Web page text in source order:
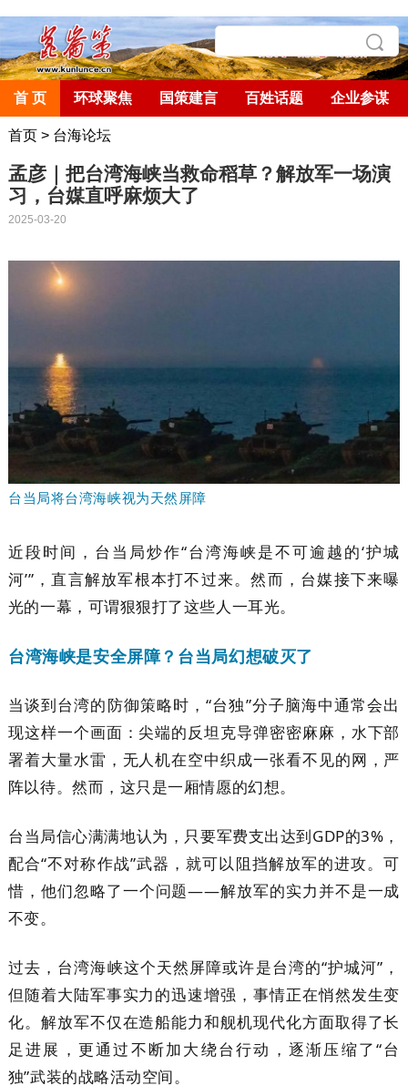
首 页 环球聚焦 国策建言 百姓话题 企业参谋
首页> 台海论坛
孟彦｜把台湾海峡当救命稻草？解放军一场演
习，台媒直呼麻烦大了
2025-03-20
台当局将台湾海峡视为天然屏障
近段时间，台当局炒作“台湾海峡是不可逾越的‘护城
河’”，直言解放军根本打不过来。然而，台媒接下来曝
光的一幕，可谓狠狠打了这些人一耳光。
台湾海峡是安全屏障？台当局幻想破灭了
当谈到台湾的防御策略时，“台独”分子脑海中通常会出
现这样一个画面：尖端的反坦克导弹密密麻麻，水下部
署着大量水雷，无人机在空中织成一张看不见的网，严
阵以待。然而，这只是一厢情愿的幻想。
台当局信心满满地认为，只要军费支出达到GDP的3%，
配合“不对称作战”武器，就可以阻挡解放军的进攻。可
惜，他们忽略了一个问题——解放军的实力并不是一成
不变。
过去，台湾海峡这个天然屏障或许是台湾的“护城河”，
但随着大陆军事实力的迅速增强，事情正在悄然发生变
化。解放军不仅在造船能力和舰机现代化方面取得了长
足进展，更通过不断加大绕台行动，逐渐压缩了“台
独”武装的战略活动空间。